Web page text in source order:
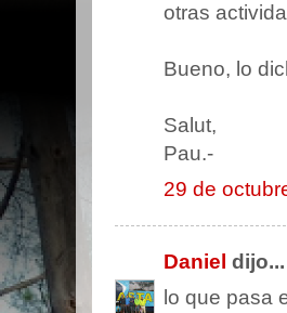
otras
Bueno, lo
Salut,
Pau.-
29 de
Daniel dijo...
lo que pasa